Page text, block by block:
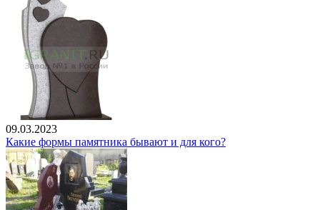
09.03.2023
Какие формы памятника бывают и для кого?